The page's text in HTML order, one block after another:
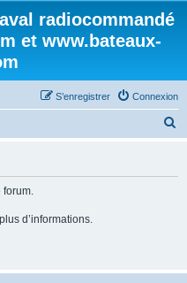
radiocommandé
et www.bateaux-
Connexion
S’enregistrer
forum.
d’informations.